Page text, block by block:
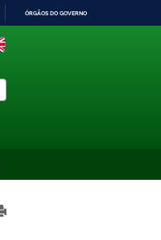
ÓRGÃOS DO GOVERNO